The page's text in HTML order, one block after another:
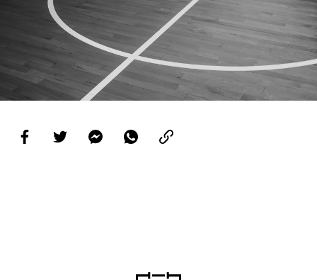
PROJETOS
LIGA BETCLIC MASCULINA
LIGA BETCLIC FEMININA